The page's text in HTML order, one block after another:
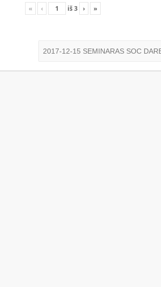
« ‹ iš3 › »
2017-12-15 SEMINARAS SOC